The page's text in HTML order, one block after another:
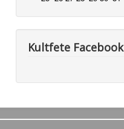
Kultfete Facebook